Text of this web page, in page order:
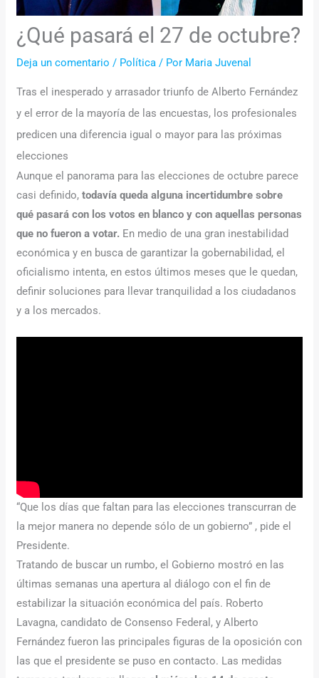
¿Qué pasará el 27 de octubre?
Deja un comentario / Política / Por Maria Juvenal
Tras el inesperado y arrasador triunfo de Alberto Fernández
y el error de la mayoría de las encuestas, los profesionales
predicen una diferencia igual o mayor para las próximas
elecciones
Aunque el panorama para las elecciones de octubre parece
casi definido,todavía queda alguna incertidumbre sobre
qué pasará con los votos en blanco y con aquellas personas
que no fueron a votar. En medio de una gran inestabilidad
económica y en busca de garantizar la gobernabilidad, el
oficialismo intenta, en estos últimos meses que le quedan,
definir soluciones para llevar tranquilidad a los ciudadanos
y a los mercados.
“Que los días que faltan para las elecciones transcurran de
la mejor manera no depende sólo de un gobierno” , pide el
Presidente.
Tratando de buscar un rumbo, el Gobierno mostró en las
últimas semanas una apertura al diálogo con el fin de
estabilizar la situación económica del país. Roberto
Lavagna, candidato de Consenso Federal, y Alberto
Fernández fueron las principales figuras de la oposición con
las que el presidente se puso en contacto. Las medidas